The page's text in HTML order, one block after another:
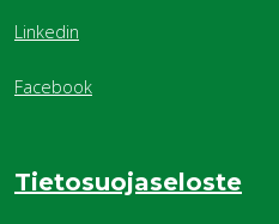
Linkedin
Facebook
Tietosuojaseloste